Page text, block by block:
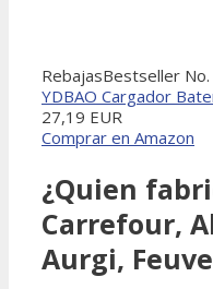
RebajasBestseller No.
YDBAO Cargador
27,19 EUR
Comprar en Amazon
¿Quien
Carrefour,
Aurgi,